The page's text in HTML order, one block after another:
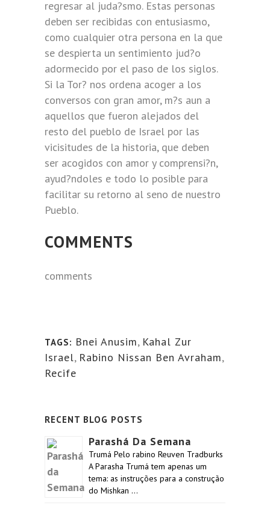
regresar al juda?smo. Estas personas
deben ser recibidas con entusiasmo,
como cualquier otra persona en la que
se despierta un sentimiento jud?o
adormecido por el paso de los siglos.
Si la Tor? nos ordena acoger a los
conversos con gran amor, m?s aun a
aquellos que fueron alejados del
resto del pueblo de Israel por las
vicisitudes de la historia, que deben
ser acogidos con amor y comprensi?n,
ayud?ndoles e todo lo posible para
facilitar su retorno al seno de nuestro
Pueblo.
COMMENTS
comments
TAGS: Bnei Anusim, Kahal Zur
Israel, Rabino Nissan Ben Avraham,
Recife
RECENT BLOG POSTS
Parashá Da Semana
Trumá Pelo rabino Reuven Tradburks
A Parasha Trumá tem apenas um
tema: as instruções para a construção
do Mishkan …